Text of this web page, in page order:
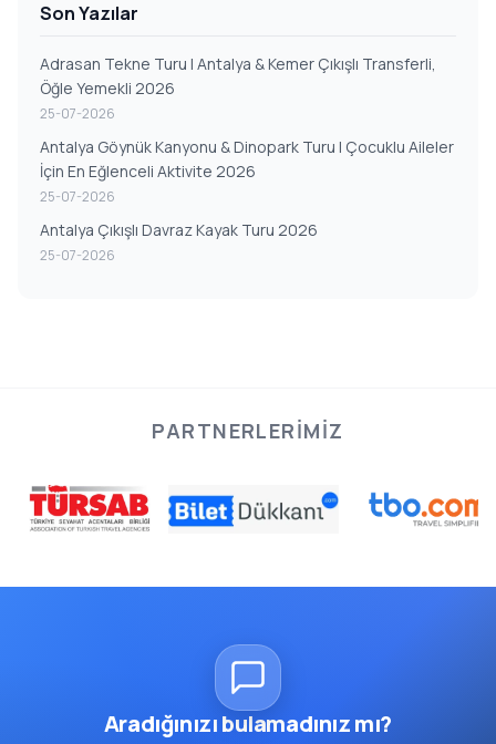
Son Yazılar
Adrasan Tekne Turu | Antalya & Kemer Çıkışlı Transferli,
Öğle Yemekli 2026
25-07-2026
Antalya Göynük Kanyonu & Dinopark Turu | Çocuklu Aileler
İçin En Eğlenceli Aktivite 2026
25-07-2026
Antalya Çıkışlı Davraz Kayak Turu 2026
25-07-2026
PARTNERLERIMIZ
Aradığınızı bulamadınız mı?